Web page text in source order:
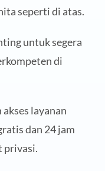
seperti di atas.
untuk segera
di
layanan
dan 24 jam
privasi.